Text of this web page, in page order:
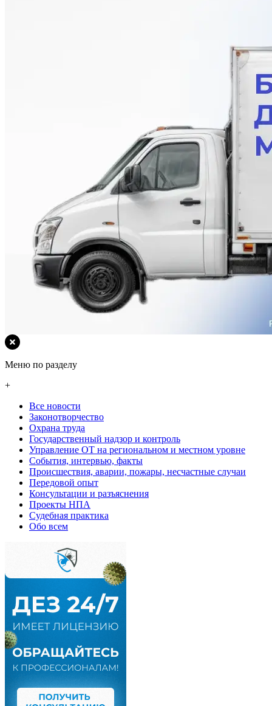
Меню по разделу
+
Все новости
Законотворчество
Охрана труда
Государственный надзор и контроль
Управление ОТ на региональном и местном уровне
События, интервью, факты
Происшествия, аварии, пожары, несчастные случаи
Передовой опыт
Консультации и разъяснения
Проекты НПА
Судебная практика
Обо всем